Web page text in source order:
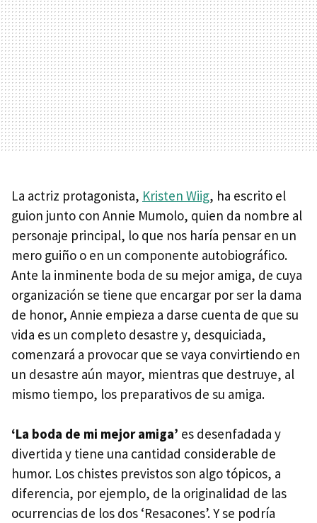
La actriz protagonista, Kristen Wiig, ha escrito el
guion junto con Annie Mumolo, quien da nombre al
personaje principal, lo que nos haría pensar en un
mero guiño o en un componente autobiográfico.
Ante la inminente boda de su mejor amiga, de cuya
organización se tiene que encargar por ser la dama
de honor, Annie empieza a darse cuenta de que su
vida es un completo desastre y, desquiciada,
comenzará a provocar que se vaya convirtiendo en
un desastre aún mayor, mientras que destruye, al
mismo tiempo, los preparativos de su amiga.
‘La boda de mi mejor amiga’ es desenfadada y
divertida y tiene una cantidad considerable de
humor. Los chistes previstos son algo tópicos, a
diferencia, por ejemplo, de la originalidad de las
ocurrencias de los dos ‘Resacones’. Y se podría